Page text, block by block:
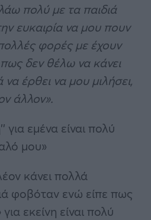
πολύ με τα παιδιά
ευκαιρία να μου πουν
φορές με έχουν
δεν θέλω να κάνει
έρθει να μου μιλήσει,
άλλον».
για εμένα είναι πολύ
μου»
κάνει πολλά
φοβόταν ενώ είπε πως
εκείνη είναι πολύ